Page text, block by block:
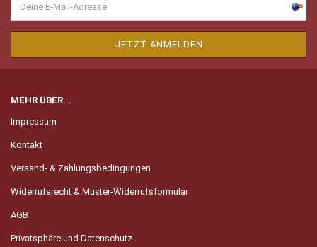
MEHR ÜBER...
Impressum
Kontakt
Versand- & Zahlungsbedingungen
Widerrufsrecht & Muster-Widerrufsformular
AGB
Privatsphäre und Datenschutz